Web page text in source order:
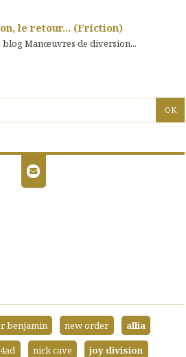
le retour... (Friction)
blog Manœuvres de diversion...
benjamin new order
allia
4ad nick cave
joy division